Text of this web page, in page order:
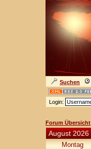
Suchen
Login:
Forum Übersicht
August 2026
Montag